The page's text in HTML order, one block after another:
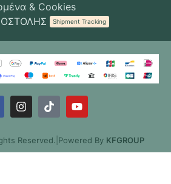
& Cookies
Shipment Tracking
Reserved. Powered By KFGROUP